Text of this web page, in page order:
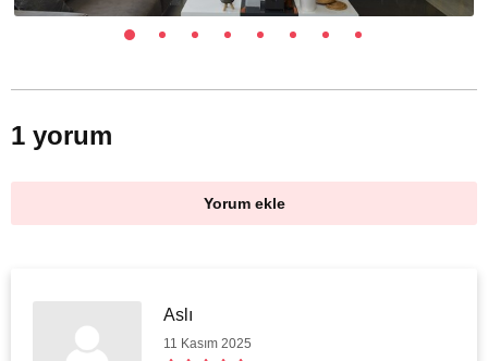
1 yorum
Yorum ekle
Aslı
11 Kasım 2025